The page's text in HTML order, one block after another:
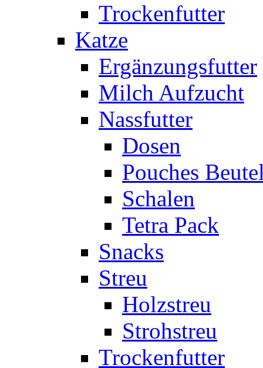
Trockenfutter
Katze
Ergänzungsfutter
Milch Aufzucht
Nassfutter
Dosen
Pouches
Schalen
Tetra Pack
Snacks
Streu
Holzstreu
Strohstreu
Trockenfutter